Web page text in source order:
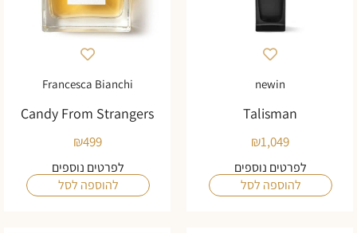
newin
Talisman
₪1,049
לפרטים נוספים
להוספה לסל
Francesca Bianchi
Candy From Strangers
₪499
לפרטים נוספים
להוספה לסל